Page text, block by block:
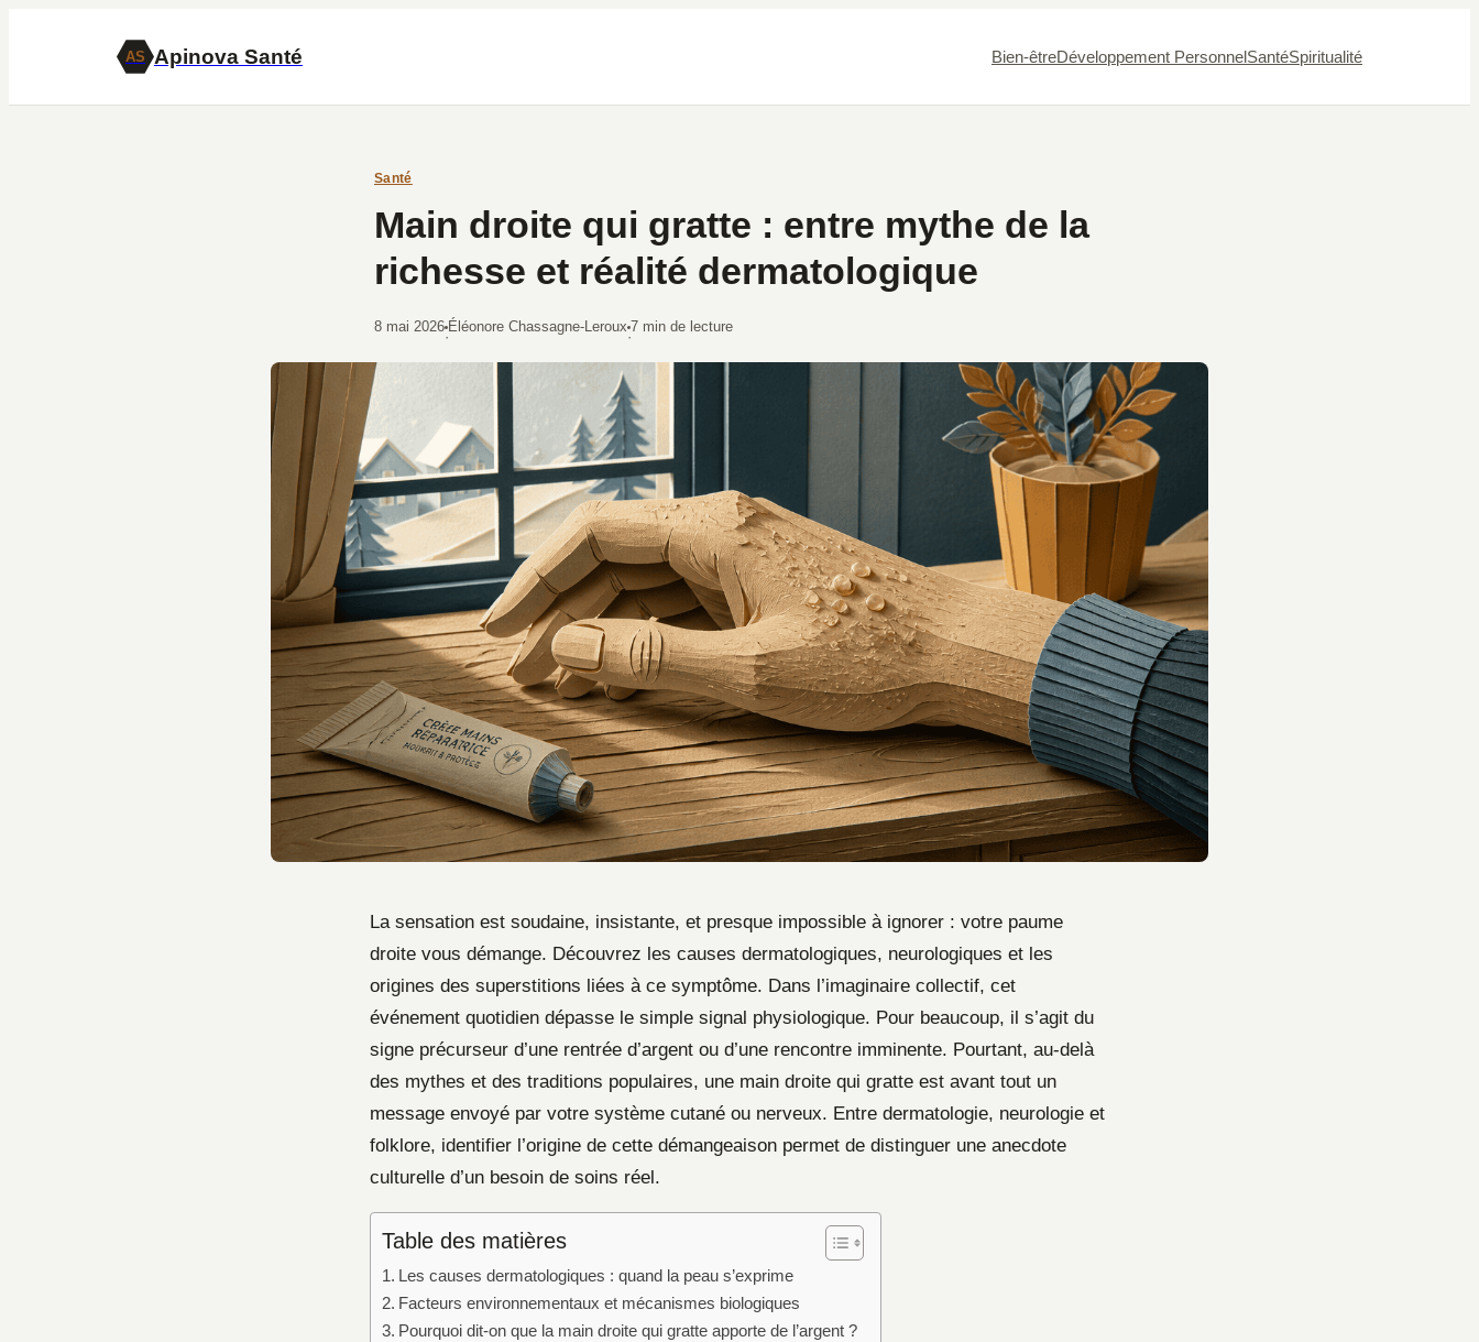
AS Apinova Santé Bien-êtreDéveloppement PersonnelSantéSpiritualité
Santé
Main droite qui gratte : entre mythe de la
richesse et réalité dermatologique
8 mai 2026
·
Éléonore Chassagne-Leroux
·
7 min de lecture
La sensation est soudaine, insistante, et presque impossible à ignorer : votre paume
droite vous démange. Découvrez les causes dermatologiques, neurologiques et les
origines des superstitions liées à ce symptôme. Dans l’imaginaire collectif, cet
événement quotidien dépasse le simple signal physiologique. Pour beaucoup, il s’agit du
signe précurseur d’une rentrée d’argent ou d’une rencontre imminente. Pourtant, au-delà
des mythes et des traditions populaires, une main droite qui gratte est avant tout un
message envoyé par votre système cutané ou nerveux. Entre dermatologie, neurologie et
folklore, identifier l’origine de cette démangeaison permet de distinguer une anecdote
culturelle d’un besoin de soins réel.
Table des matières
Les causes dermatologiques : quand la peau s’exprime
Facteurs environnementaux et mécanismes biologiques
Pourquoi dit-on que la main droite qui gratte apporte de l’argent ?